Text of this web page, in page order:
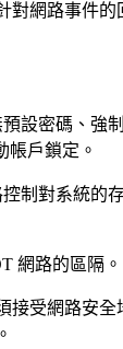
對網路事件
設密碼、強
帳戶鎖定。
制對系統的
網路的區隔。
接受網路安全